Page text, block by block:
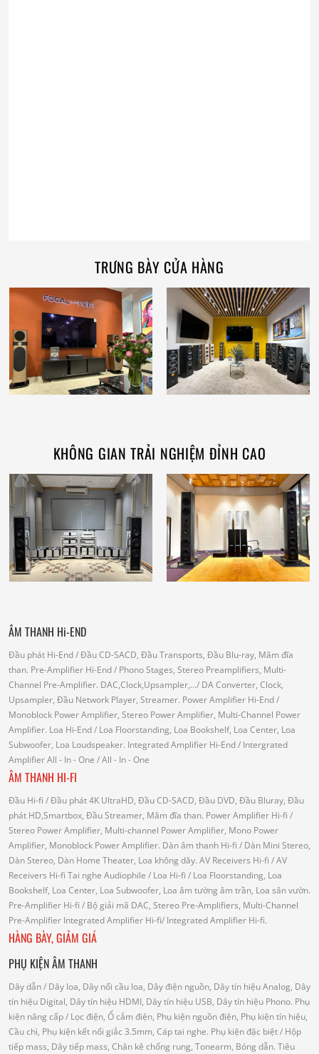
TRƯNG BÀY CỬA HÀNG
KHÔNG GIAN TRẢI NGHIỆM ĐỈNH CAO
ÂM THANH Hi-END
Đầu phát Hi-End/ Đầu CD-SACD, Đầu Transports, Đầu Blu-ray, Mâm đĩa
than. Pre-Amplifier Hi-End/ Phono Stages, Stereo Preamplifiers, Multi-
Channel Pre-Amplifier. DAC,Clock,Upsampler,.../ DA Converter, Clock,
Upsampler, Đầu Network Player, Streamer. Power Amplifier Hi-End/
Monoblock Power Amplifier, Stereo Power Amplifier, Multi-Channel Power
Amplifier. Loa Hi-End/ Loa Floorstanding, Loa Bookshelf, Loa Center, Loa
Subwoofer, Loa Loudspeaker. Integrated Amplifier Hi-End/ Intergrated
AmplifierAll - In - One / All - In - One
ÂM THANH HI-FI
Đầu Hi-fi / Đầu phát 4K UltraHD, Đầu CD-SACD, Đầu DVD, Đầu Bluray, Đầu
phát HD,Smartbox, Đầu Streamer, Mâm đĩa than. Power Amplifier Hi-fi /
Stereo Power Amplifier, Multi-channel Power Amplifier, Mono Power
Amplifier, Monoblock Power Amplifier. Dàn âm thanh Hi-fi / Dàn Mini Stereo,
Dàn Stereo, Dàn Home Theater, Loa không dây. AV Receivers Hi-fi / AV
Receivers Hi-fi Tai nghe Audiophile / Loa Hi-fi / Loa Floorstanding, Loa
Bookshelf, Loa Center, Loa Subwoofer, Loa âm tường âm trần, Loa sân vườn.
Pre-Amplifier Hi-fi / Bộ giải mã DAC, Stereo Pre-Amplifiers, Multi-Channel
Pre-Amplifier Integrated Amplifier Hi-fi/ Integrated Amplifier Hi-fi.
HÀNG BÀY, GIẢM GIÁ
PHỤ KIỆN ÂM THANH
Dây dẫn/ Dây loa, Dây nối cầu loa, Dây điện nguồn, Dây tín hiệu Analog, Dây
tín hiệu Digital, Dây tín hiệu HDMI, Dây tín hiệu USB, Dây tín hiệu Phono. Phụ
kiện nâng cấp/ Lọc điện, Ổ cắm điện, Phụ kiện nguồn điện, Phụ kiện tín hiệu,
Cầu chì, Phụ kiện kết nối giắc 3.5mm, Cáp tai nghe. Phụ kiện đặc biệt/ Hộp
tiếp mass, Dây tiếp mass, Chân kê chống rung, Tonearm, Bóng dẫn. Tiêu